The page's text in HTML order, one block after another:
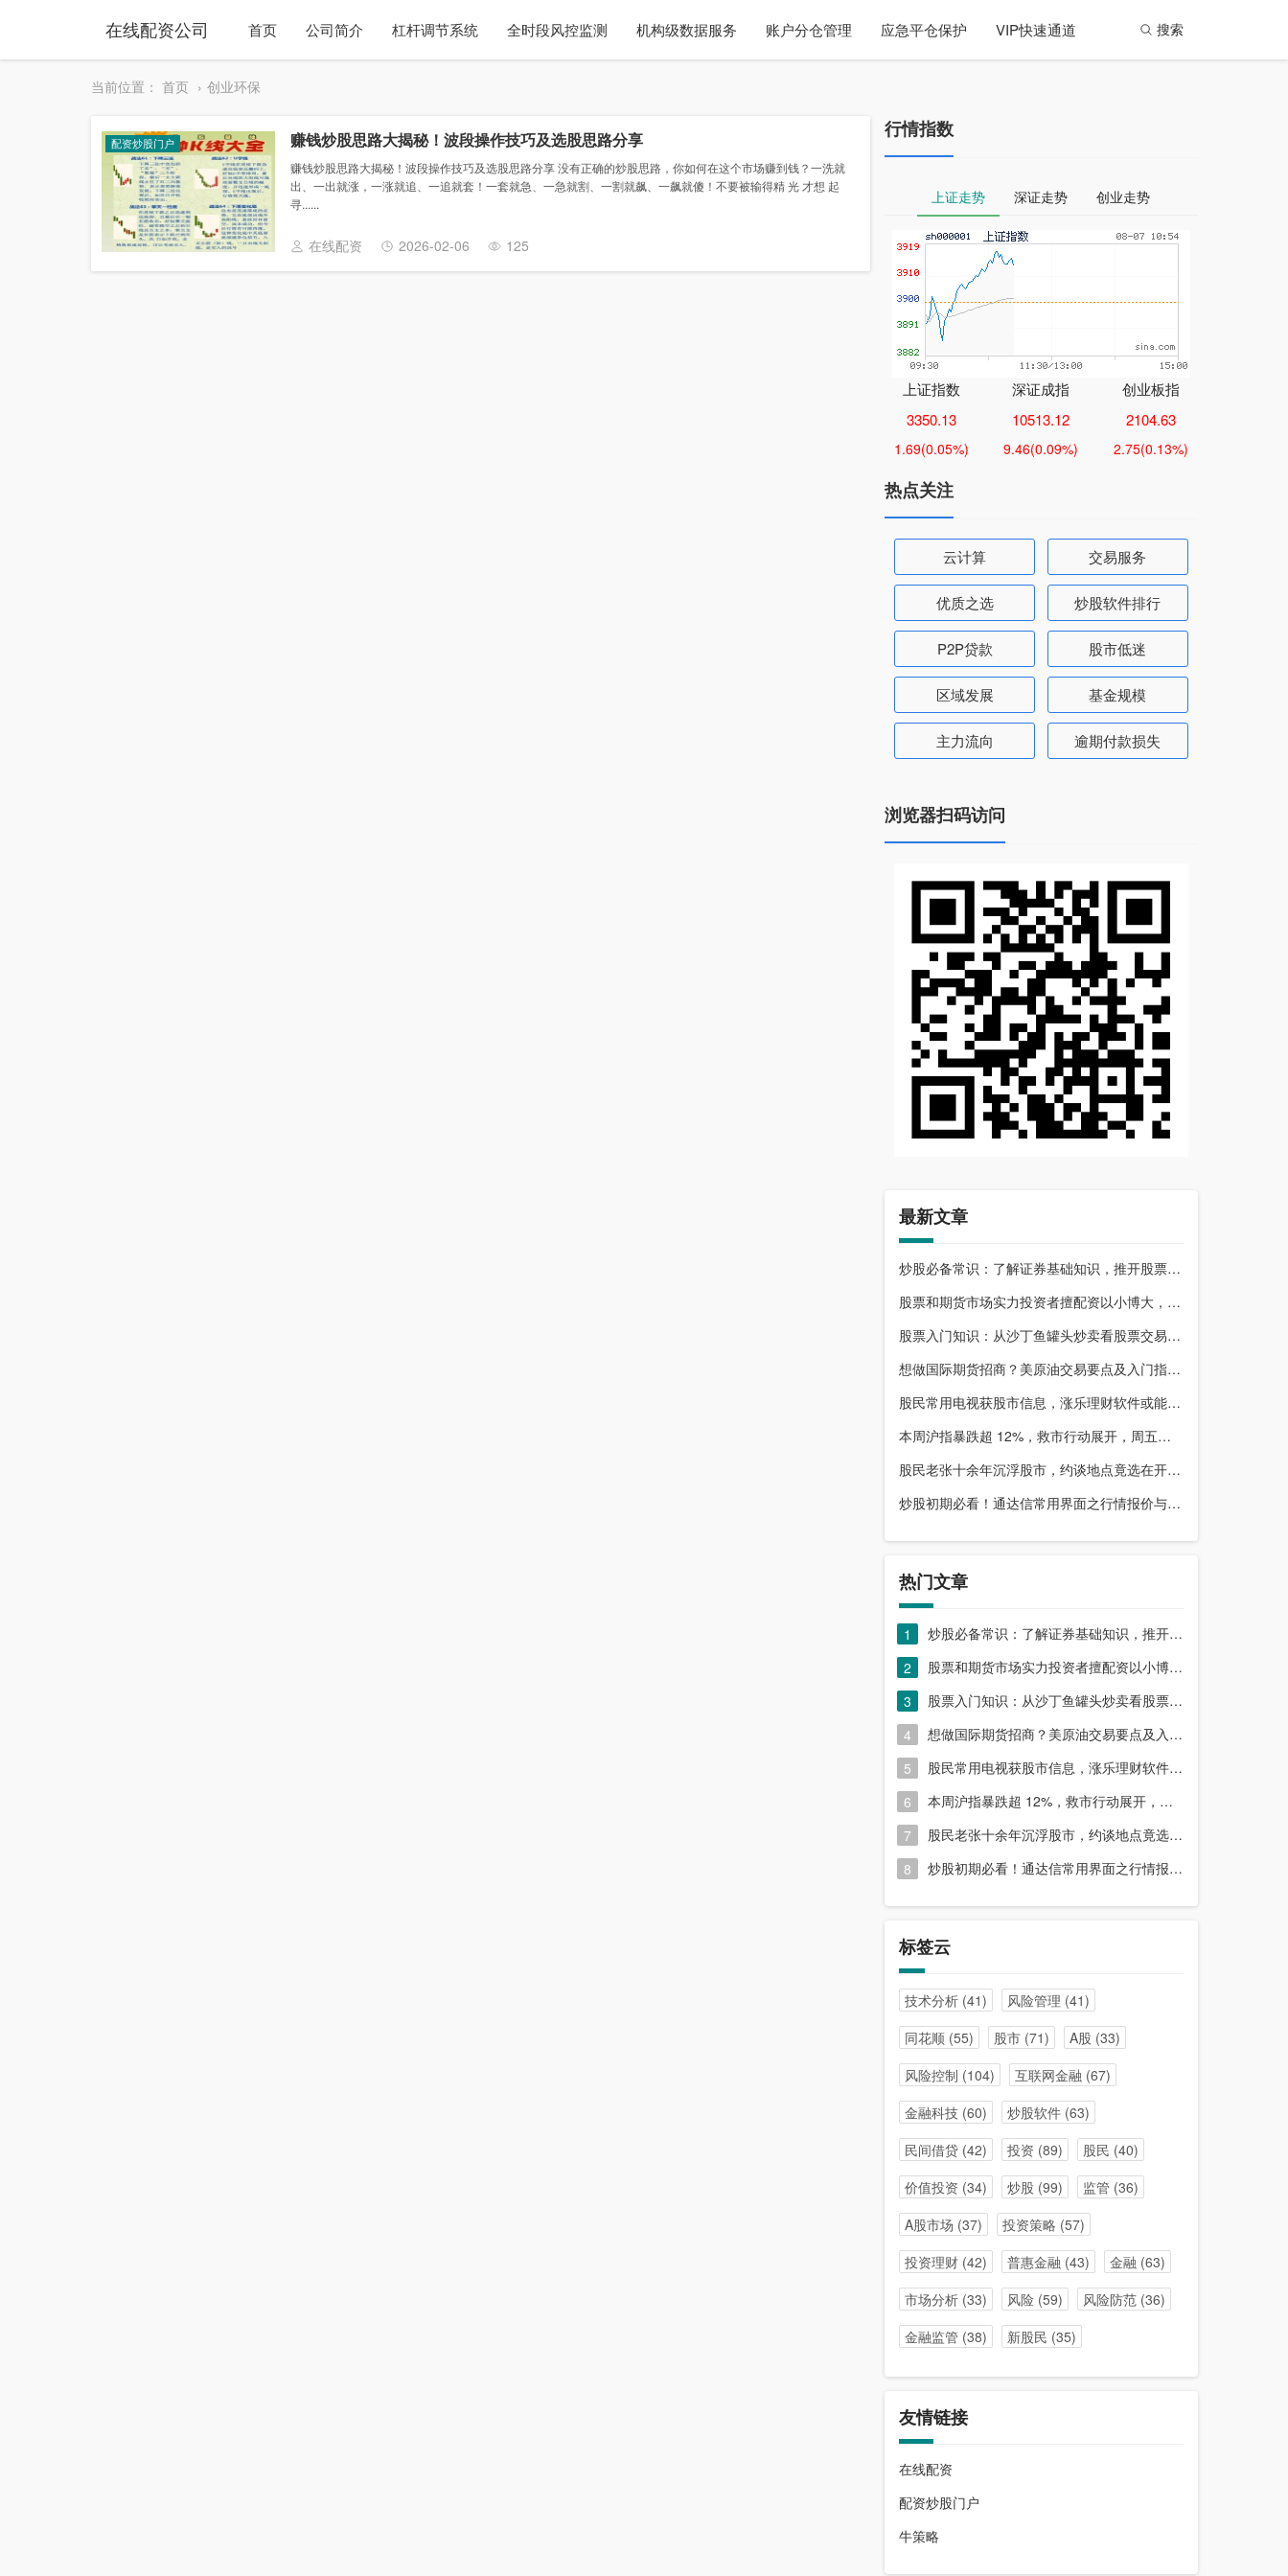
在线配资公司 首页 公司简介 杠杆调节系统 全时段风控监测 机构级数据服务 账户分仓管理 应急平仓保护 VIP快速通道 搜索
当前位置： 首页 创业环保
配资炒股门户 赚钱炒股思路大揭秘！波段操作技巧及选股思路分享
赚钱炒股思路大揭秘！波段操作技巧及选股思路分享 没有正确的炒股思路，你如何在这个市场赚到钱？一洗就
出、一出就涨，一涨就追、一追就套！一套就急、一急就割、一割就飙、一飙就傻！不要被输得精 光 才想 起
寻......
在线配资 2026-02-06 125
行情指数
上证走势 深证走势 创业走势
上证指数
3350.13
1.69(0.05%)
深证成指
10513.12
9.46(0.09%)
创业板指
2104.63
2.75(0.13%)
热点关注
云计算 交易服务
优质之选 炒股软件排行
P2P贷款 股市低迷
区域发展 基金规模
主力流向 逾期付款损失
浏览器扫码访问
最新文章
炒股必备常识：了解证券基础知识，推开股票市场大门
股票和期货市场实力投资者擅配资以小博大，顶配网优势尽显
股票入门知识：从沙丁鱼罐头炒卖看股票交易本质，你了解吗？
想做国际期货招商？美原油交易要点及入门指南请收好
股民常用电视获股市信息，涨乐理财软件或能满足更多需求？
本周沪指暴跌超 12%，救市行动展开，周五市场有何措施？
股民老张十余年沉浮股市，约谈地点竟选在开户超市门口？
炒股初期必看！通达信常用界面之行情报价与分时图介绍
热门文章
1
炒股必备常识：了解证券基础知识，推开股票市场大门
2
股票和期货市场实力投资者擅配资以小博大，顶配网优势尽显
3
股票入门知识：从沙丁鱼罐头炒卖看股票交易本质，你了解吗？
4
想做国际期货招商？美原油交易要点及入门指南请收好
5
股民常用电视获股市信息，涨乐理财软件或能满足更多需求？
6
本周沪指暴跌超 12%，救市行动展开，周五市场有何措施？
7
股民老张十余年沉浮股市，约谈地点竟选在开户超市门口？
8
炒股初期必看！通达信常用界面之行情报价与分时图介绍
标签云
技术分析 (41) 风险管理 (41)
同花顺 (55) 股市 (71) A股 (33)
风险控制 (104) 互联网金融 (67)
金融科技 (60) 炒股软件 (63)
民间借贷 (42) 投资 (89) 股民 (40)
价值投资 (34) 炒股 (99) 监管 (36)
A股市场 (37) 投资策略 (57)
投资理财 (42) 普惠金融 (43) 金融 (63)
市场分析 (33) 风险 (59) 风险防范 (36)
金融监管 (38) 新股民 (35)
友情链接
在线配资
配资炒股门户
牛策略